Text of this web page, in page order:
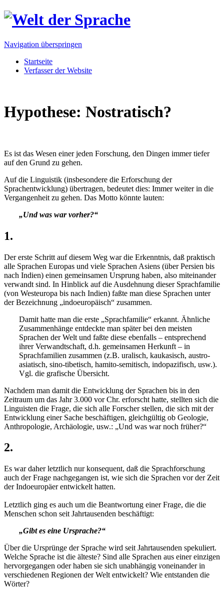
Navigation überspringen
Startseite
Verfasser der Website
Hypothese: Nostratisch?
Es ist das Wesen einer jeden Forschung, den Dingen immer tiefer
auf den Grund zu gehen.
Auf die Linguistik (insbesondere die Erforschung der
Sprachentwicklung) übertragen, bedeutet dies: Immer weiter in die
Vergangenheit zu gehen. Das Motto könnte lauten:
„Und was war vorher?“
1.
Der erste Schritt auf diesem Weg war die Erkenntnis, daß praktisch
alle Sprachen Europas und viele Sprachen Asiens (über Persien bis
nach Indien) einen gemeinsamen Ursprung haben, also miteinander
verwandt sind. In Hinblick auf die Ausdehnung dieser Sprachfamilie
(von Westeuropa bis nach Indien) faßte man diese Sprachen unter
der Bezeichnung „indoeuropäisch“ zusammen.
Damit hatte man die erste „Sprachfamilie“ erkannt. Ähnliche
Zusammenhänge entdeckte man später bei den meisten
Sprachen der Welt und faßte diese ebenfalls – entsprechend
ihrer Verwandtschaft, d.h. gemeinsamen Herkunft – in
Sprachfamilien zusammen (z.B. uralisch, kaukasisch, austro-
asiatisch, sino-tibetisch, hamito-semitisch, indopazifisch, usw.).
Vgl. die grafische Übersicht.
Nachdem man damit die Entwicklung der Sprachen bis in den
Zeitraum um das Jahr 3.000 vor Chr. erforscht hatte, stellten sich die
Linguisten die Frage, die sich alle Forscher stellen, die sich mit der
Entwicklung einer Sache beschäftigen, gleichgültig ob Geologie,
Anthropologie, Archäologie, usw.: „Und was war noch früher?“
2.
Es war daher letztlich nur konsequent, daß die Sprachforschung
auch der Frage nachgegangen ist, wie sich die Sprachen vor der Zeit
der Indoeuropäer entwickelt hatten.
Letztlich ging es auch um die Beantwortung einer Frage, die die
Menschen schon seit Jahrtausenden beschäftigt:
„Gibt es eine Ursprache?“
Über die Ursprünge der Sprache wird seit Jahrtausenden spekuliert.
Welche Sprache ist die älteste? Sind alle Sprachen aus einer einzigen
hervorgegangen oder haben sie sich unabhängig voneinander in
verschiedenen Regionen der Welt entwickelt? Wie entstanden die
Wörter?